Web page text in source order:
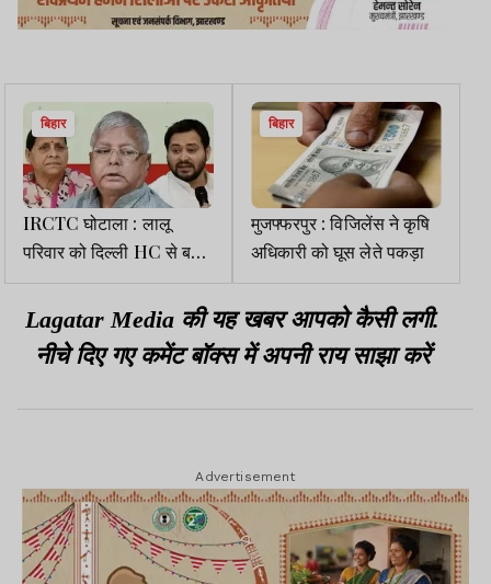
बिहार
IRCTC घोटाला : लालू
परिवार को दिल्ली HC से बड़ा
झटका, ट्रायल पर रोक लगाने
से इनकार
बिहार
मुजफ्फरपुर : विजिलेंस ने कृषि
अधिकारी को घूस लेते पकड़ा
Lagatar Media की यह खबर आपको कैसी लगी.
नीचे दिए गए कमेंट बॉक्स में अपनी राय साझा करें
Advertisement